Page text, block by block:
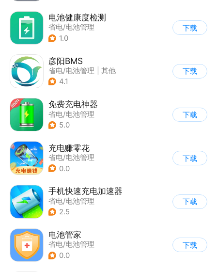
电池健康度检测
省电/电池管理
1.0
下载
彦阳BMS
省电/电池管理
其他
4.1
下载
免费充电神器
省电/电池管理
5.0
下载
充电赚零花
省电/电池管理
0.0
下载
手机快速充电加速器
省电/电池管理
2.5
下载
电池管家
省电/电池管理
0.0
下载